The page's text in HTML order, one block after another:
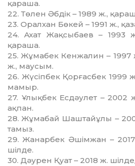
қараша.
22. Төлен Әбдік – 1989 ж.,
23. Оралхан Бөкей – 1991 ж.,
24. Ахат Жақсыбаев – 1993
қараша.
25. Жұмабек Кенжалин – 1997
ж., маусым.
26. Жүсіпбек Қорғасбек 1999
мамыр.
27. Ұлықбек Есдәулет –
ақпан.
28. Жұмабай Шаштайұлы –
тамыз.
29. Жанарбек Әшімжан –
шілде.
30. Дәурен Қуат – 2018 ж.